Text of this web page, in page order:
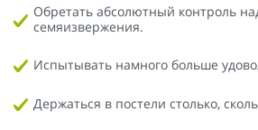
Обретать абсолютный контроль
семяизвержения.
Испытывать намного больше
Держаться в постели столько,